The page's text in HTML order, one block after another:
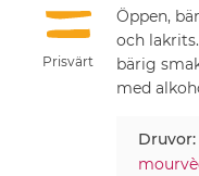
Prisvärt
Öppen,
och
bärig
med
Druvor: